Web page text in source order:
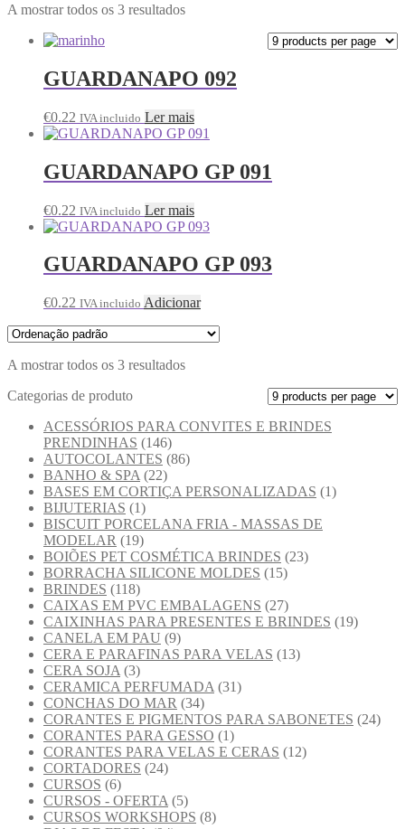
A mostrar todos os 3 resultados
GUARDANAPO 092
€0.22 IVA incluido Ler mais
GUARDANAPO GP 091
€0.22 IVA incluido Ler mais
GUARDANAPO GP 093
€0.22 IVA incluido Adicionar
A mostrar todos os 3 resultados
Categorias de produto
ACESSÓRIOS PARA CONVITES E BRINDES
PRENDINHAS (146)
AUTOCOLANTES (86)
BANHO & SPA (22)
BASES EM CORTIÇA PERSONALIZADAS (1)
BIJUTERIAS (1)
BISCUIT PORCELANA FRIA - MASSAS DE
MODELAR (19)
BOIÕES PET COSMÉTICA BRINDES (23)
BORRACHA SILICONE MOLDES (15)
BRINDES (118)
CAIXAS EM PVC EMBALAGENS (27)
CAIXINHAS PARA PRESENTES E BRINDES (19)
CANELA EM PAU (9)
CERA E PARAFINAS PARA VELAS (13)
CERA SOJA (3)
CERAMICA PERFUMADA (31)
CONCHAS DO MAR (34)
CORANTES E PIGMENTOS PARA SABONETES (24)
CORANTES PARA GESSO (1)
CORANTES PARA VELAS E CERAS (12)
CORTADORES (24)
CURSOS (6)
CURSOS - OFERTA (5)
CURSOS WORKSHOPS (8)